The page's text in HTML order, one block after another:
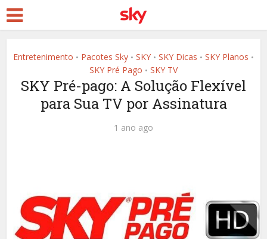
Entretenimento • Pacotes Sky • SKY • SKY Dicas • SKY Planos •
SKY Pré Pago • SKY TV
SKY Pré-pago: A Solução Flexível
para Sua TV por Assinatura
1 ano ago